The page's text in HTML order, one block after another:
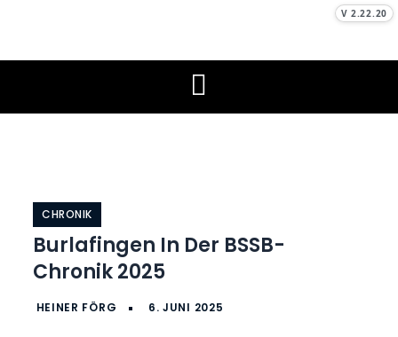
contentSchützenverein
Burlafingen e. V.
CHRONIK
Burlafingen In Der BSSB-
Chronik 2025
V 2.22.20